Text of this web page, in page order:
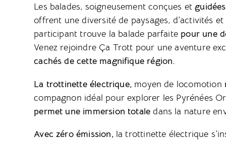
Les balades, soigneusement conçues et
offrent une diversité de paysages, d’activités
participant trouve la balade parfaite pour une
Venez rejoindre Ça Trott pour une aventure
cachés de cette magnifique région.
La trottinette électrique, moyen de locomotion
compagnon idéal pour explorer les Pyrénées
permet une immersion totale dans la nature
Avec zéro émission,la trottinette électrique